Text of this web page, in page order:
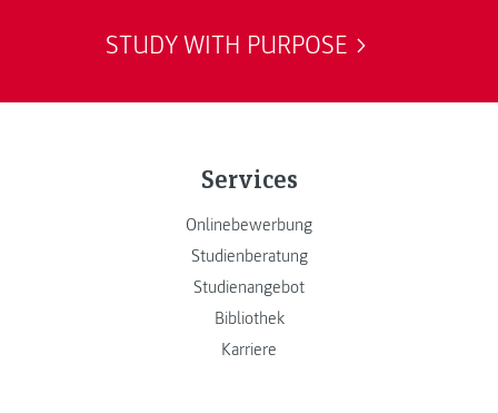
STUDY WITH PURPOSE
Services
Onlinebewerbung
Studienberatung
Studienangebot
Bibliothek
Karriere